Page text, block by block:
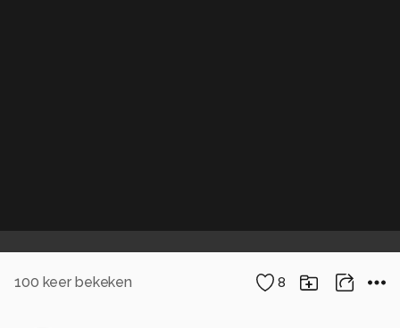
100 keer bekeken 8